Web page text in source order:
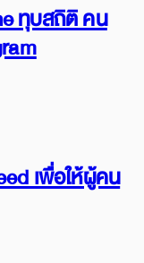
ทุบสถิติ คน
เพื่อให้ผู้คน